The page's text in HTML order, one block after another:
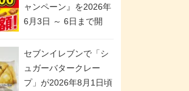
ャンペーン』を2026年
6月3日 ～ 6日まで開
などが「揚げ物スーパ
ーセール」でお得に! 各
日16:00 ～ 20:00の4時
セブンイレブンで「シ
ュガーバタークレー
プ」が2026年8月1日頃